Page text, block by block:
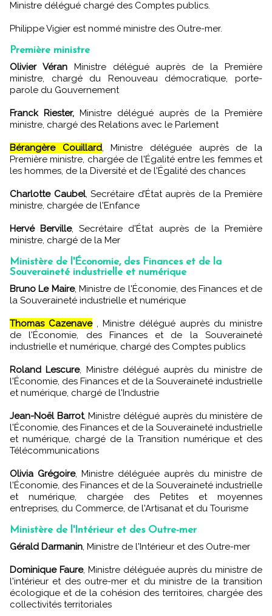
Ministre délégué chargé des Comptes publics.
Philippe Vigier est nommé ministre des Outre-mer.
Première ministre
Olivier VéranMinistre délégué auprès de la Première
ministre, chargé du Renouveau démocratique, porte-
parole du Gouvernement
Franck Riester, Ministre délégué auprès de la Première
ministre, chargé des Relations avec le Parlement
Bérangère Couillard, Ministre déléguée auprès de la
Première ministre, chargée de l'Égalité entre les femmes et
les hommes, de la Diversité et de l'Égalité des chances
Charlotte Caubel, Secrétaire d’État auprès de la Première
ministre, chargée de l'Enfance
Hervé Berville, Secrétaire d'État auprès de la Première
ministre, chargé de la Mer
Ministère de l'Économie, des Finances et de la
Souveraineté industrielle et numérique
Bruno Le Maire, Ministre de l'Économie, des Finances et de
la Souveraineté industrielle et numérique
Thomas Cazenave, Ministre délégué auprès du ministre
de l'Économie, des Finances et de la Souveraineté
industrielle et numérique, chargé des Comptes publics
Roland Lescure, Ministre délégué auprès du ministre de
l'Économie, des Finances et de la Souveraineté industrielle
et numérique, chargé de l'Industrie
Jean-Noël Barrot, Ministre délégué auprès du ministère de
l'Économie, des Finances et de la Souveraineté industrielle
et numérique, chargé de la Transition numérique et des
Télécommunications
Olivia Grégoire, Ministre déléguée auprès du ministre de
l'Économie, des Finances et de la Souveraineté industrielle
et numérique, chargée des Petites et moyennes
entreprises, du Commerce, de l'Artisanat et du Tourisme
Ministère de l'Intérieur et des Outre-mer
Gérald Darmanin, Ministre de l'Intérieur et des Outre-mer
Dominique Faure, Ministre déléguée auprès du ministre de
l'intérieur et des outre-mer et du ministre de la transition
écologique et de la cohésion des territoires, chargée des
collectivités territoriales